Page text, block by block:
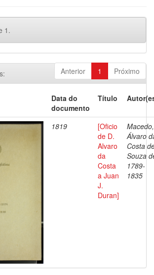
1.
Anterior 1 Próximo
Data do
documento
Título
1819
[Oficio
de D.
Alvaro
da
Costa
a Juan
J.
Duran]
Macedo,
Álvaro
Costa
Souza
1789-
1835